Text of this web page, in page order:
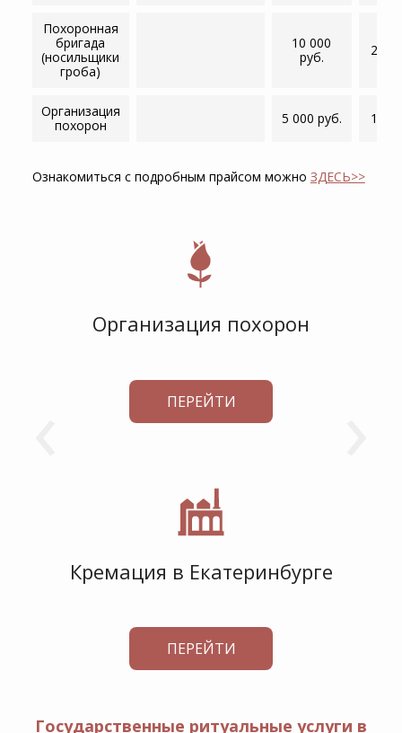
Похоронная
бригада
(носильщики
гроба)
10 000
руб.
25
Организация
похорон
5 000 руб. 14
Ознакомиться с подробным прайсом можно ЗДЕСЬ>>
Организация похорон
ПЕРЕЙТИ
Кремация в Екатеринбурге
ПЕРЕЙТИ
Государственные ритуальные услуги в